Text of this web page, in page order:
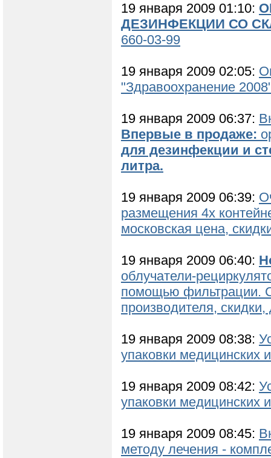
19 января 2009 01:10:
ДЕЗИНФЕКЦИИ СО
660-03-99
19 января 2009 02:05:
"Здравоохранение
19 января 2009 06:37:
Впервые в продаже:
для дезинфекции и
литра.
19 января 2009 06:39:
размещения 4х
московская цена,
19 января 2009 06:40:
облучатели-
помощью фильтрации.
производителя, скидки,
19 января 2009 08:38:
упаковки медицинских
19 января 2009 08:42:
упаковки медицинских
19 января 2009 08:45:
методу лечения -